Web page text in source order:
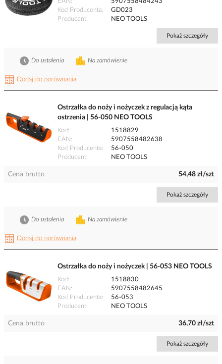
EAN
5907558484243
Kod Producenta
GD023
Producent
NEO TOOLS
Pokaż szczegóły
Dodaj do porównania
Na zamówienie
Do ustalenia
Ostrzałka do noży i nożyczek z regulacją kąta
ostrzenia | 56-050 NEO TOOLS
Kod
1518829
EAN
5907558482638
Kod Producenta
56-050
Producent
NEO TOOLS
Cena brutto 54,48 zł/szt
Pokaż szczegóły
Dodaj do porównania
Na zamówienie
Do ustalenia
Ostrzałka do noży i nożyczek | 56-053 NEO TOOLS
Kod
1518830
EAN
5907558482645
Kod Producenta
56-053
Producent
NEO TOOLS
Cena brutto 36,70 zł/szt
Pokaż szczegóły